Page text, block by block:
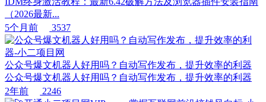
（2026最新...
5个月前
3537
公众号爆文机器人好用吗？自动写作发布，提升效率的利器
公众号爆文机器人好用吗？自动写作发布，提升效率的利器
2年前
2246